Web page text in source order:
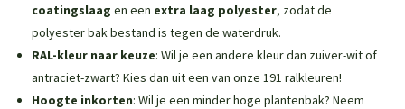
coatingslaag en een extra laag polyester, zodat de
polyester bak bestand is tegen de waterdruk.
RAL-kleur naar keuze: Wil je een andere kleur dan zuiver-wit of
antraciet-zwart? Kies dan uit een van onze 191 ralkleuren!
Hoogte inkorten: Wil je een minder hoge plantenbak? Neem